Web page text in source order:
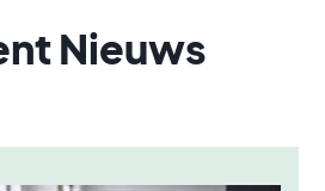
Nieuws